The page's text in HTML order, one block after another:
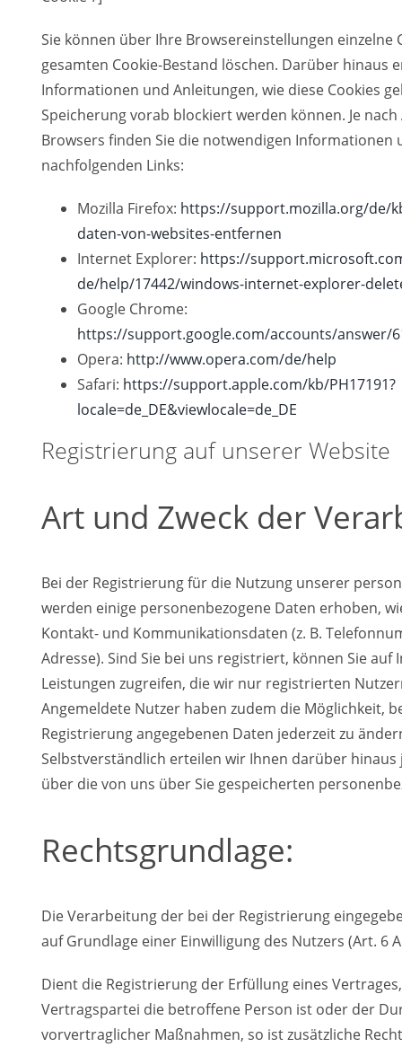
Sie können über Ihre Browsereinstellungen einzelne
gesamten Cookie-Bestand löschen. Darüber hinaus
Informationen und Anleitungen, wie diese Cookies
Speicherung vorab blockiert werden können. Je
Browsers finden Sie die notwendigen Informationen
nachfolgenden Links:
Mozilla Firefox: https://support.mozilla.org/de/
daten-von-websites-entfernen
Internet Explorer: https://
de/help/17442/windows-internet-explorer-
Google Chrome:
https://support.google.com/accounts/answer/
Opera: http://www.opera.com/de/help
Safari: https://support.apple.com/kb/PH17191?
locale=de_DE&viewlocale=de_DE
Registrierung auf unserer Website
Art und Zweck der
Bei der Registrierung für die Nutzung unserer
werden einige personenbezogene Daten erhoben,
Kontakt- und Kommunikationsdaten (z. B.
Adresse). Sind Sie bei uns registriert, können Sie auf
Leistungen zugreifen, die wir nur registrierten
Angemeldete Nutzer haben zudem die Möglichkeit,
Registrierung angegebenen Daten jederzeit zu
Selbstverständlich erteilen wir Ihnen darüber hinaus
über die von uns über Sie gespeicherten
Rechtsgrundlage:
Die Verarbeitung der bei der Registrierung
auf Grundlage einer Einwilligung des Nutzers (Art. 6
Dient die Registrierung der Erfüllung eines
Vertragspartei die betroffene Person ist oder der
vorvertraglicher Maßnahmen, so ist zusätzliche